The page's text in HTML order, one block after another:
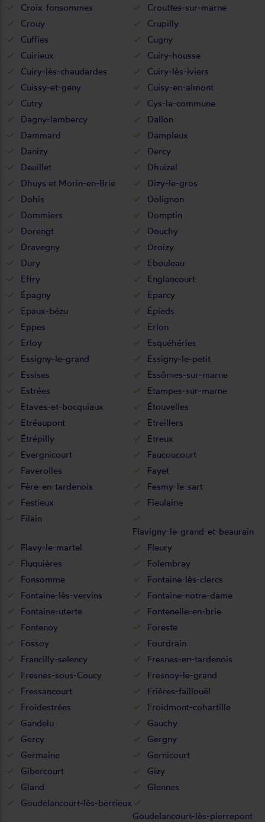
Croix-fonsommes
Crouttes-sur-marne
Crouy
Crupilly
Cuffies
Cugny
Cuirieux
Cuiry-housse
Cuiry-lès-chaudardes
Cuiry-lès-iviers
Cuissy-et-geny
Cuisy-en-almont
Cutry
Cys-la-commune
Dagny-lambercy
Dallon
Dammard
Dampleux
Danizy
Dercy
Deuillet
Dhuizel
Dhuys et Morin-en-Brie
Dizy-le-gros
Dohis
Dolignon
Dommiers
Domptin
Dorengt
Douchy
Dravegny
Droizy
Dury
Ebouleau
Effry
Englancourt
Épagny
Eparcy
Epaux-bézu
Épieds
Eppes
Erlon
Erloy
Esquéhéries
Essigny-le-grand
Essigny-le-petit
Essises
Essômes-sur-marne
Estrées
Etampes-sur-marne
Etaves-et-bocquiaux
Étouvelles
Etréaupont
Etreillers
Étrépilly
Etreux
Evergnicourt
Faucoucourt
Faverolles
Fayet
Fère-en-tardenois
Fesmy-le-sart
Festieux
Fieulaine
Filain
Flavigny-le-grand-et-beaurain
Flavy-le-martel
Fleury
Fluquières
Folembray
Fonsomme
Fontaine-lès-clercs
Fontaine-lès-vervins
Fontaine-notre-dame
Fontaine-uterte
Fontenelle-en-brie
Fontenoy
Foreste
Fossoy
Fourdrain
Francilly-selency
Fresnes-en-tardenois
Fresnes-sous-Coucy
Fresnoy-le-grand
Fressancourt
Frières-faillouël
Froidestrées
Froidmont-cohartille
Gandelu
Gauchy
Gercy
Gergny
Germaine
Gernicourt
Gibercourt
Gizy
Gland
Glennes
Goudelancourt-lès-berrieux
Goudelancourt-lès-pierrepont